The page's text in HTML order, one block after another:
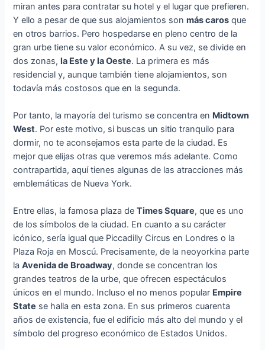
miran antes para contratar su hotel y el lugar que prefieren.
Y ello a pesar de que sus alojamientos sonmás caros que
en otros barrios. Pero hospedarse en pleno centro de la
gran urbe tiene su valor económico. A su vez, se divide en
dos zonas,la Este y la Oeste. La primera es más
residencial y, aunque también tiene alojamientos, son
todavía más costosos que en la segunda.
Por tanto, la mayoría del turismo se concentra en Midtown
West. Por este motivo, si buscas un sitio tranquilo para
dormir, no te aconsejamos esta parte de la ciudad. Es
mejor que elijas otras que veremos más adelante. Como
contrapartida, aquí tienes algunas de las atracciones más
emblemáticas de Nueva York.
Entre ellas, la famosa plaza deTimes Square, que es uno
de los símbolos de la ciudad. En cuanto a su carácter
icónico, sería igual que Piccadilly Circus en Londres o la
Plaza Roja en Moscú. Precisamente, de la neoyorkina parte
laAvenida de Broadway, donde se concentran los
grandes teatros de la urbe, que ofrecen espectáculos
únicos en el mundo. Incluso el no menos popular Empire
State se halla en esta zona. En sus primeros cuarenta
años de existencia, fue el edificio más alto del mundo y el
símbolo del progreso económico de Estados Unidos.